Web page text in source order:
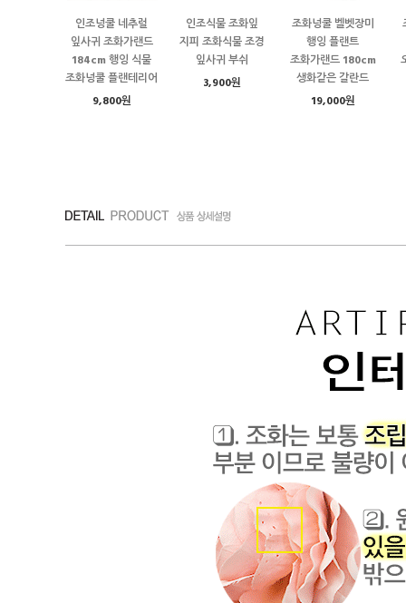
인조넝쿨 네추럴
잎사귀 조화가랜드
184cm 행잉 식물
조화넝쿨 플랜테리어
9,800원
인조식물 조화잎
지피 조화식물 조경
잎사귀 부쉬
3,900원
조화넝쿨 벨벳장미
행잉 플랜트
조화가랜드 180cm
생화같은 갈란드
19,000원